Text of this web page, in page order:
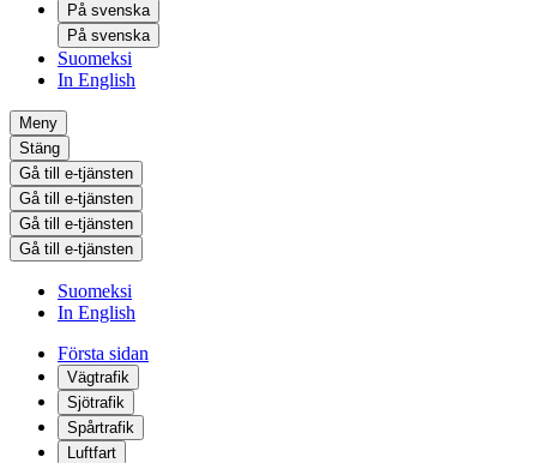
På svenska
På svenska
Suomeksi
In English
Meny
Stäng
Gå till e-tjänsten
Gå till e-tjänsten
Gå till e-tjänsten
Gå till e-tjänsten
Suomeksi
In English
Första sidan
Vägtrafik
Sjötrafik
Spårtrafik
Luftfart